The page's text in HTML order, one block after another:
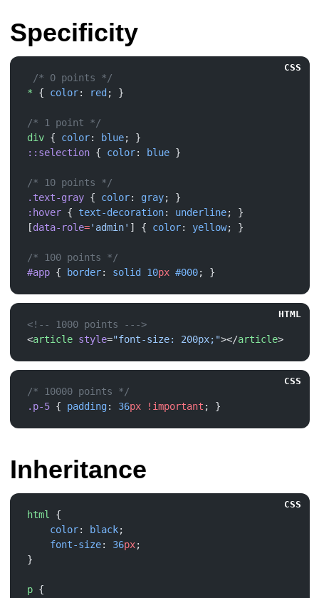
Specificity
CSS
* { color: red
div { color: blue
::selection { color: blue
.text-gray { color: gray
:hover { text-decoration: underline
[data-role='admin' ] { color: yellow
#app { border: solid 10px #000
HTML
<!-- 1000 points --->
<article style="font-size: 200px;"></article >
CSS
.p-5 { padding: 36px !important
Inheritance
CSS
html
    color
: black
    font-size
: 36px
p